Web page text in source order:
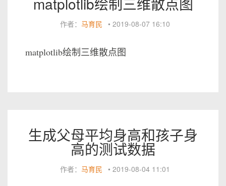
作者： 马育民 • 2019-08-07 16:10
matplotlib绘制三维散点图
生成父母平均身高和孩子身
高的测试数据
作者： 马育民 • 2019-08-04 11:01